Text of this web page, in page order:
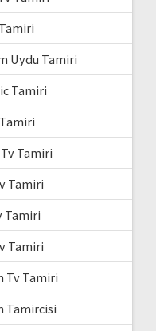
Uydu Tamiri
Tamiri
Tamiri
Tamiri
Tamiri
Tamiri
Tv Tamiri
Tamircisi